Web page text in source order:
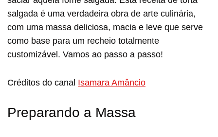
salgada é uma verdadeira obra de arte culinária,
com uma massa deliciosa, macia e leve que serve
como base para um recheio totalmente
customizável. Vamos ao passo a passo!
Créditos do canal Isamara Amâncio
Preparando a Massa